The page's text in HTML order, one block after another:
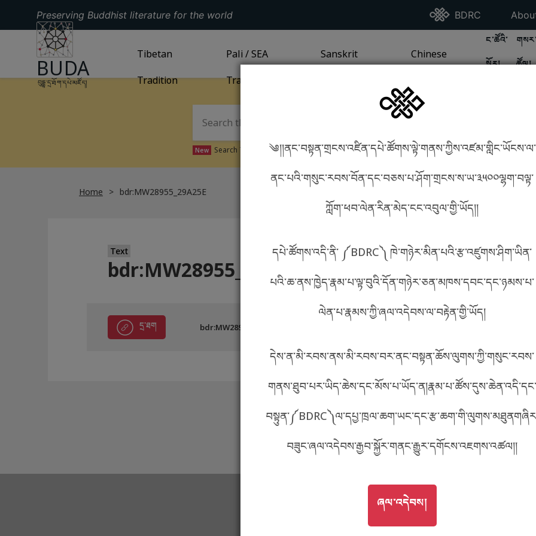
བོད་ཡིག
English
ភាសាខ្មែរ
Preserving Buddhist literature for the world Go To BDRC
BDRC Go
GO TO HOMEPAGE
BUDA
བུདྡྷ་དྲ་ཐོག་དཔེ་མཛོད།
GO TOTIBETAN TRADITIONPAGE
Tibetan
Tradition
GO TOPALI / SEA TRADITIONPAGE
Pali / SEA
Tradition
GO TOSANSKRIT TRADITION
Sanskrit
GO TOCHINESE TRADITION
Chinese
GO TO
ང་ཚོའི་
སྐོར།
GO
ཚོལ།
༄།།ནང་བསྟན་གྲངས་འཛིན་དཔེ་ཚོགས་ལྟེ་གནས་ཀྱིས་འཛམ་གླིང་ཡོངས་ལ་
ནང་པའི་གསུང་རབས་བོན་དང་བཅས་པ་ཤོག་གྲངས་ས་ཡ་༣༥༠༠ལྷག་བལྟ་
ཀློག་ཕབ་ལེན་རིན་མེད་ངང་འབུལ་གྱི་ཡོད།།
དཔེ་ཚོགས་འདི་ནི་ ༼BDRC༽ ཁེ་གཉེར་མིན་པའི་རྩ་འཛུགས་ཤིག་ཡིན་
པའི་ཆ་ནས་ཁྱེད་རྣམ་པ་ལྟ་བུའི་དོན་གཉེར་ཅན་མཁས་དབང་དང་ཉམས་པ་
ལེན་པ་རྣམས་ཀྱི་ཞལ་འདེབས་ལ་བརྟེན་གྱི་ཡོད།
དེས་ན་མི་རབས་ནས་མི་རབས་བར་ནང་བསྟན་ཆོས་ལུགས་ཀྱི་གསུང་རབས་
གནས་ཐུབ་པར་ཡིད་ཆེས་དང་མོས་པ་ཡོད་ན།རྣམ་པ་ཚོས་དུས་ཆེན་འདི་དང་
བཟུང་ཞལ་འདེབས་རྒྱབ་སྐྱོར་གནང་རྒྱུར་དགོངས་འཇགས་འཚལ།།
GO TOཞལ་འདེབས།
ཞལ་འདེབས།
New Search Tibetan in phonetics! How to find things?
Home bdr:MW28955_29A25E
Text
bdr:MW28955_29A25E
དྲ་ཐག bdr:MW28955_29A25E metadata ཕབ་ལེན། འདིའི་ཡོང་ཁུངས།